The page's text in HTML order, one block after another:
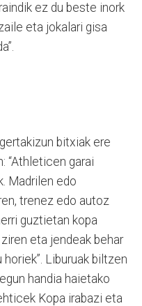
ez du beste inork
eta jokalari gisa
bitxiak ere
“Athleticen garai
Madrilen edo
trenez edo autoz
guztietan kopa
eta jendeak behar
Liburuak biltzen
handia haietako
Kopa irabazi eta